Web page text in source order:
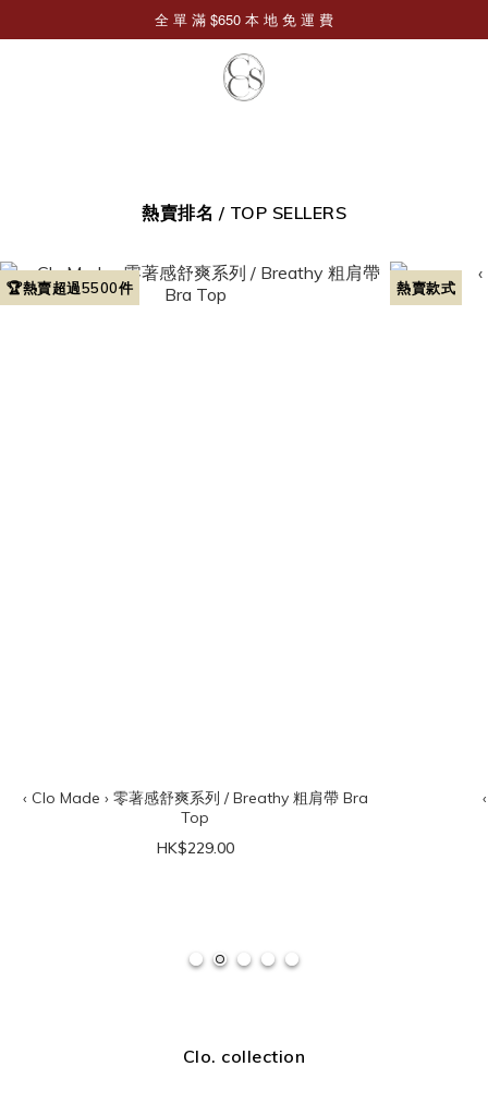
熱賣排名 / TOP SELLERS
🏆熱賣超過5500件
‹ Clo Made › 零著感舒爽系列 / Breathy 粗肩帶 Bra
Top
HK$229.00
熱賣款式
Clo. collection